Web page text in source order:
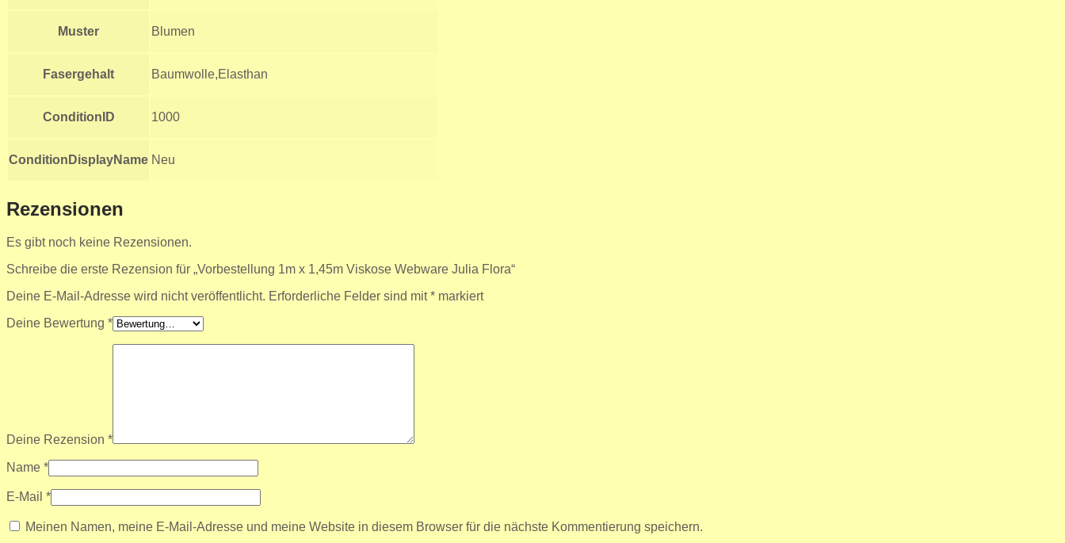
Muster Blumen
Fasergehalt Baumwolle,Elasthan
ConditionID 1000
ConditionDisplayName Neu
Rezensionen
Es gibt noch keine Rezensionen.
Schreibe die erste Rezension für „Vorbestellung 1m x 1,45m Viskose Webware Julia Flora“
Deine E-Mail-Adresse wird nicht veröffentlicht. Erforderliche Felder sind mit* markiert
Deine Bewertung *
Deine Rezension *
Name *
E-Mail *
Meinen Namen, meine E-Mail-Adresse und meine Website in diesem Browser für die nächste Kommentierung speichern.